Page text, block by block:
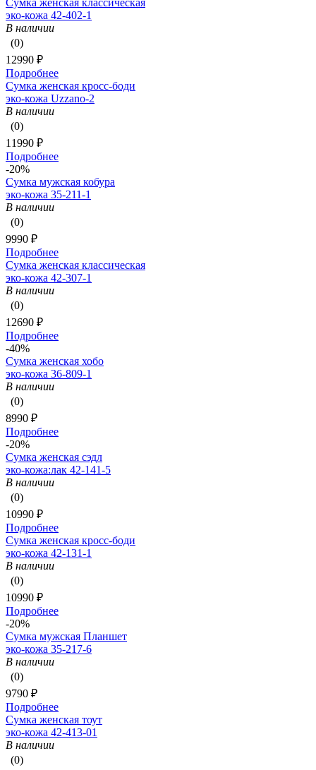
Сумка женская классическая
эко-кожа 42-402-1
В наличии
(0)
12990 ₽
Подробнее
Сумка женская кросс-боди
эко-кожа Uzzano-2
В наличии
(0)
11990 ₽
Подробнее
-20%
Сумка мужская кобура
эко-кожа 35-211-1
В наличии
(0)
9990 ₽
Подробнее
Сумка женская классическая
эко-кожа 42-307-1
В наличии
(0)
12690 ₽
Подробнее
-40%
Сумка женская хобо
эко-кожа 36-809-1
В наличии
(0)
8990 ₽
Подробнее
-20%
Сумка женская сэдл
эко-кожа:лак 42-141-5
В наличии
(0)
10990 ₽
Подробнее
Сумка женская кросс-боди
эко-кожа 42-131-1
В наличии
(0)
10990 ₽
Подробнее
-20%
Сумка мужская Планшет
эко-кожа 35-217-6
В наличии
(0)
9790 ₽
Подробнее
Сумка женская тоут
эко-кожа 42-413-01
В наличии
(0)